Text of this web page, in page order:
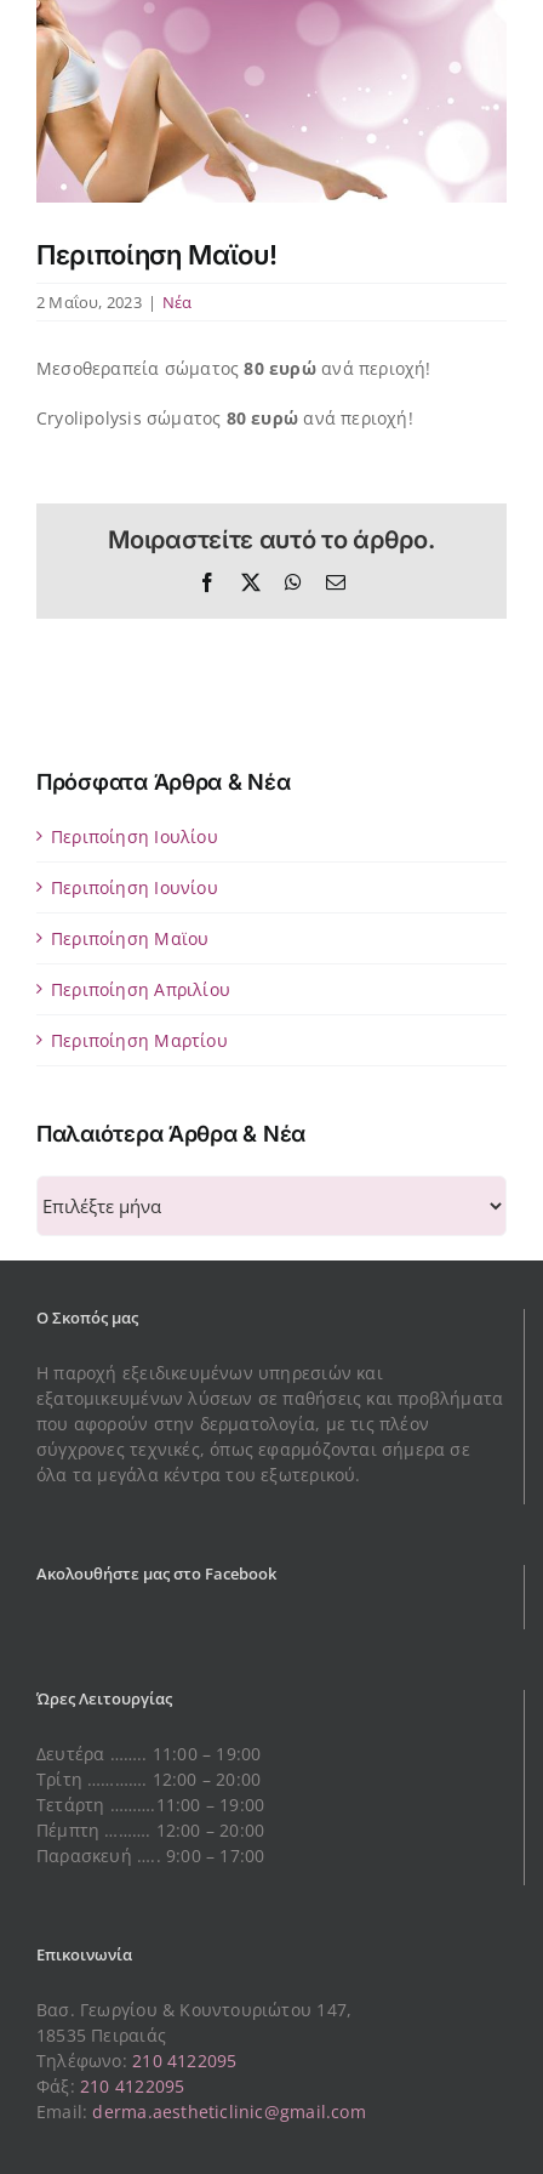
Περιποίηση Μαϊου!
2 Μαΐου, 2023 | Νέα
Μεσοθεραπεία σώματος80 ευρώανά περιοχή!
Cryolipolysis σώματος 80 ευρώ ανά περιοχή!
Μοιραστείτε αυτό το άρθρο.
Facebook WhatsApp
Email
Πρόσφατα Άρθρα & Νέα
Περιποίηση Ιουλίου
Περιποίηση Ιουνίου
Περιποίηση Μαϊου
Περιποίηση Απριλίου
Περιποίηση Μαρτίου
Παλαιότερα Άρθρα & Νέα
Άρθρα
&
Νέα
Ο Σκοπός μας
Η παροχή εξειδικευμένων υπηρεσιών και
εξατομικευμένων λύσεων σε παθήσεις και προβλήματα
που αφορούν στην δερματολογία, με τις πλέον
σύγχρονες τεχνικές, όπως εφαρμόζονται σήμερα σε
όλα τα μεγάλα κέντρα του εξωτερικού.
Ακολουθήστε μας στο Facebook
Ώρες Λειτουργίας
Δευτέρα …….. 11:00 – 19:00
Τρίτη …………. 12:00 – 20:00
Τετάρτη ……….11:00 – 19:00
Πέμπτη ………. 12:00 – 20:00
Παρασκευή ….. 9:00 – 17:00
Επικοινωνία
Βασ. Γεωργίου & Κουντουριώτου 147,
18535 Πειραιάς
Τηλέφωνο:210 4122095
Φάξ:210 4122095
Email:derma.aestheticlinic@gmail.com